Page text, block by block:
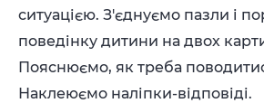
ситуацією. З'єднуємо пазли і
поведінку дитини на двох
Пояснюємо, як треба
Наклеюємо наліпки-відповіді.